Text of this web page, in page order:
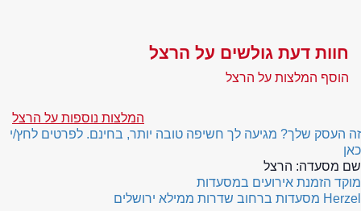
חוות דעת גולשים על הרצל
הוסף המלצות על הרצל
המלצות נוספות על הרצל
זה העסק שלך? מגיעה לך חשיפה טובה יותר, בחינם. לפרטים לחץ/י
כאן
שם מסעדה: הרצל
מוקד הזמנת אירועים במסעדות
Herzel מסעדות ברחוב שדרות ממילא ירושלים